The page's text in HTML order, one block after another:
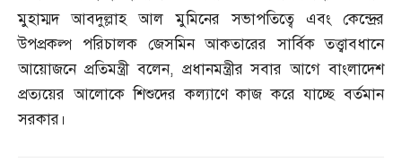
মুহাম্মদ আবদুল্লাহ আল মুমিনের সভাপতিত্বে এবং কেন্দ্রের
উপপ্রকল্প পরিচালক জেসমিন আকতারের সার্বিক তত্ত্বাবধানে
আয়োজনে প্রতিমন্ত্রী বলেন, প্রধানমন্ত্রীর সবার আগে বাংলাদেশ
প্রত্যয়ের আলোকে শিশুদের কল্যাণে কাজ করে যাচ্ছে বর্তমান
সরকার।